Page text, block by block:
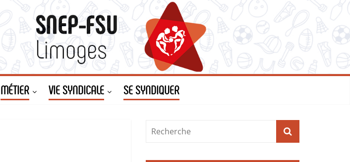
MÉTIER VIE SYNDICALE SE SYNDIQUER